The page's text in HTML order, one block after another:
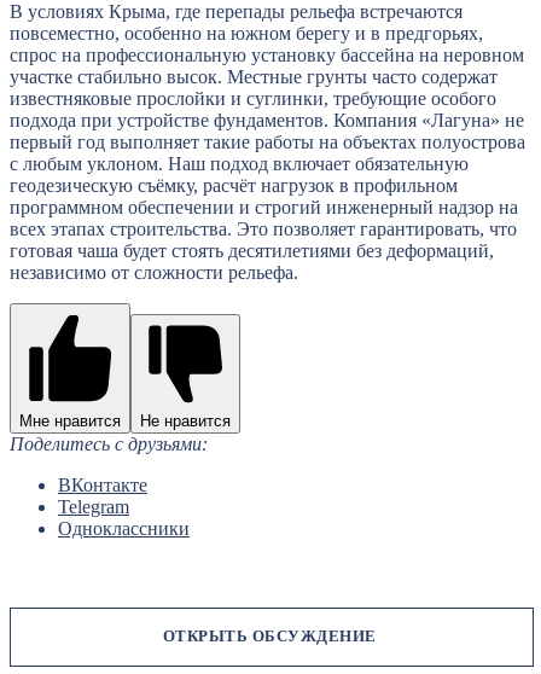
В условиях Крыма, где перепады рельефа встречаются
повсеместно, особенно на южном берегу и в предгорьях,
спрос на профессиональную установку бассейна на неровном
участке стабильно высок. Местные грунты часто содержат
известняковые прослойки и суглинки, требующие особого
подхода при устройстве фундаментов. Компания «Лагуна» не
первый год выполняет такие работы на объектах полуострова
с любым уклоном. Наш подход включает обязательную
геодезическую съёмку, расчёт нагрузок в профильном
программном обеспечении и строгий инженерный надзор на
всех этапах строительства. Это позволяет гарантировать, что
готовая чаша будет стоять десятилетиями без деформаций,
независимо от сложности рельефа.
Мне нравится Не нравится
Поделитесь с друзьями:
ВКонтакте
Telegram
Одноклассники